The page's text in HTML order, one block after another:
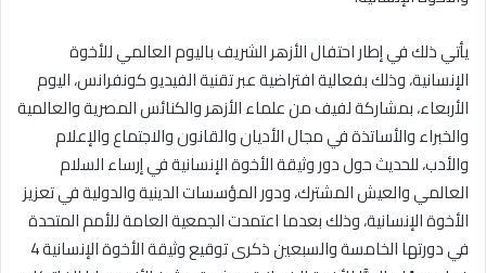
يأتي ذلك في إطار احتفال الأزهر الشريف باليوم العالمي للأخوة
الإنسانية، وذلك بفعالية افتراضية عبر تقنية الفيديو كونفرانس، اليوم
الأربعاء، بمشاركة لفيف من علماء الأزهر والكنائس المصرية والعالمية
والخبراء والأساتذة في مجال الأديان والقانون والاجتماع والإعلام
والأدب، للحديث حول دور وثيقة الأخوة الإنسانية في إرساء السلام
العالمي والعيش المشترك، ودور المؤسسات الدينية والدولية في تعزيز
الأخوة الإنسانية، وذلك بعدما اعتمدت الجمعية العامة للأمم المتحدة
في دورتها الخامسة والسبعين ذكرى توقيع وثيقة الأخوة الإنسانية 4